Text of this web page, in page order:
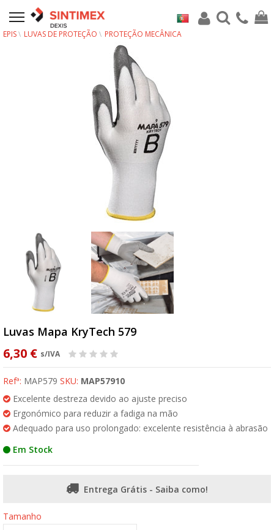
EPIS LUVAS DE PROTEÇÃO PROTEÇÃO MECÂNICA
Luvas Mapa KryTech 579
6,30 € s/IVA
Refª: MAP579 SKU: MAP57910
Excelente destreza devido ao ajuste preciso
Ergonómico para reduzir a fadiga na mão
Adequado para uso prolongado: excelente resistência à abrasão
Em Stock
Entrega Grátis - Saiba como!
Tamanho